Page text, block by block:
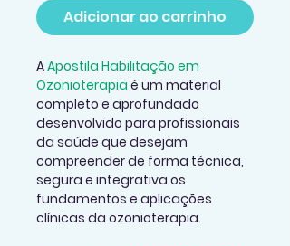
Adicionar ao carrinho
A Apostila Habilitação em
Ozonioterapia é um material
completo e aprofundado
desenvolvido para profissionais
da saúde que desejam
compreender de forma técnica,
segura e integrativa os
fundamentos e aplicações
clínicas da ozonioterapia.